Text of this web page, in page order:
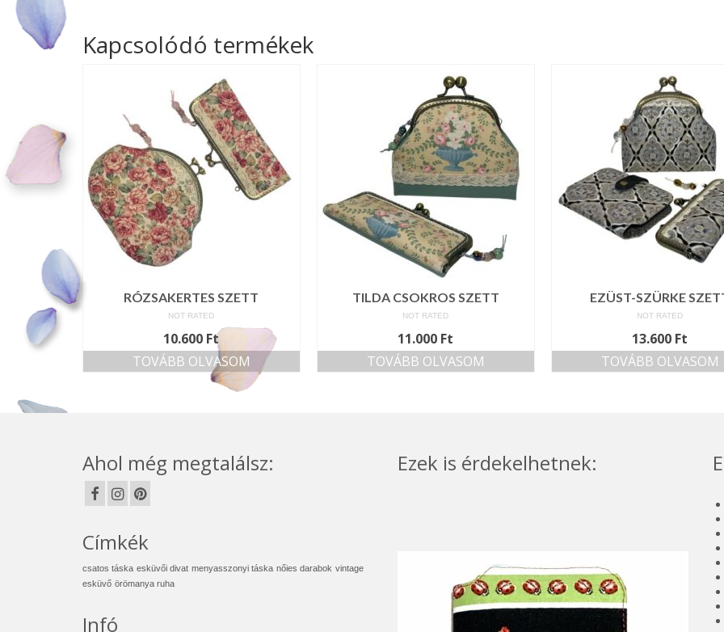
Kapcsolódó termékek
RÓZSAKERTES SZETT
NOT RATED
10.600 Ft
TOVÁBB OLVASOM
TILDA CSOKROS SZETT
NOT RATED
11.000 Ft
TOVÁBB OLVASOM
EZÜST-SZÜRKE
NOT RATED
13.600 Ft
TOVÁBB OLVASOM
Ahol még megtalálsz:
Címkék
csatos táska esküvői divat menyasszonyi táska nőies darabok vintage
esküvő örömanya ruha
Infó
Ezek is érdekelhetnek: